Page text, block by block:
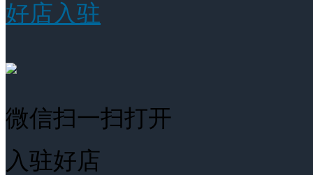
好店入驻
微信扫一扫打开
入驻好店